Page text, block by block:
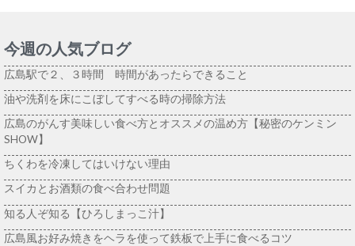
今週の人気ブログ
広島駅で２、３時間 時間があったらできること
油や洗剤を床にこぼしてすべる時の掃除方法
広島のがんす美味しい食べ方とオススメの温め方【秘密のケンミン
SHOW】
ちくわを冷凍してはいけない理由
スイカとお酒類の食べ合わせ問題
知る人ぞ知る【ひろしまっこ汁】
広島風お好み焼きをヘラを使って鉄板で上手に食べるコツ